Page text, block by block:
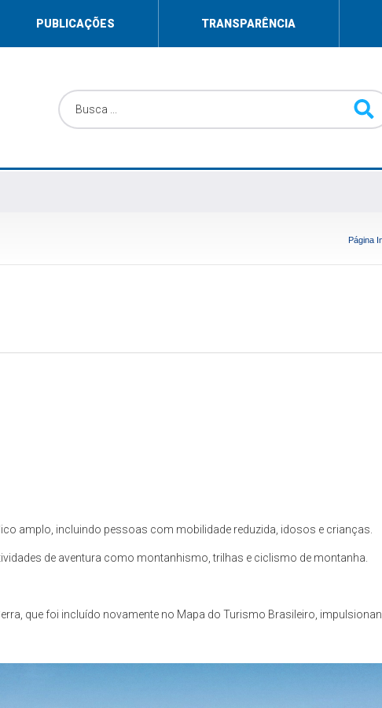
PUBLICAÇÕES TRANSPARÊNCIA
Página
amplo, incluindo pessoas com mobilidade reduzida, idosos e crianças.
de aventura como montanhismo, trilhas e ciclismo de montanha.
que foi incluído novamente no Mapa do Turismo Brasileiro,